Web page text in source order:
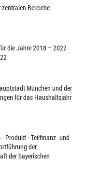
Bereiche -
die Jahre 2018 – 2022
München und der
für das Haushaltsjahr
Produkt - Teilfinanz- und
der
der bayerischen